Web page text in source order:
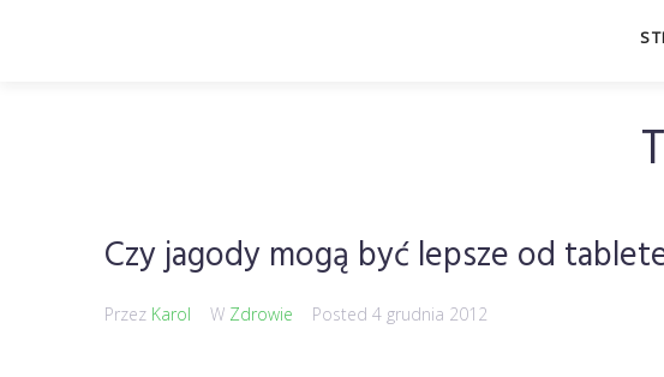
Czy jagody mogą być lepsze od
Przez Karol W Zdrowie Posted 4 grudnia 2012